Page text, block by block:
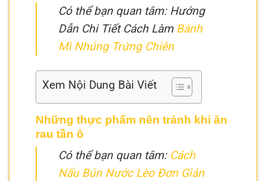
Có thể bạn quan tâm: Hướng
Dẫn Chi Tiết Cách Làm Bánh
Mì Nhúng Trứng Chiên
Xem Nội Dung Bài Viết
Những thực phẩm nên tránh khi ăn
rau tần ô
Có thể bạn quan tâm: Cách
Nấu Bún Nước Lèo Đơn Giản